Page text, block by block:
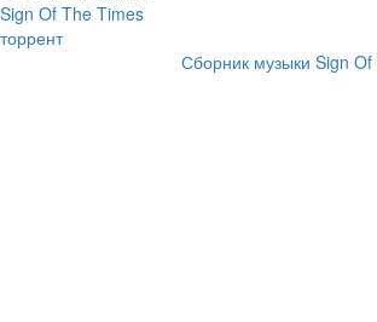
Сборник музыки Sign